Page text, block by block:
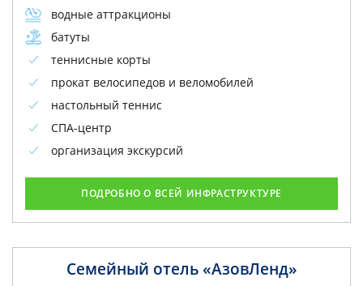
водные аттракционы
батуты
теннисные корты
прокат велосипедов и веломобилей
настольный теннис
СПА-центр
организация экскурсий
ПОДРОБНО О ВСЕЙ ИНФРАСТРУКТУРЕ
Семейный отель «АзовЛенд»